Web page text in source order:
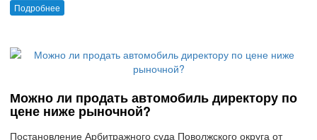
Подробнее
Можно ли продать автомобиль директору по
цене ниже рыночной?
Постановление Арбитражного суда Поволжского округа от